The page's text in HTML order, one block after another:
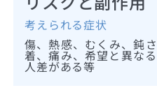
考えられる症状
傷、熱感、むくみ、鈍
着、痛み、希望と異な
人差がある等